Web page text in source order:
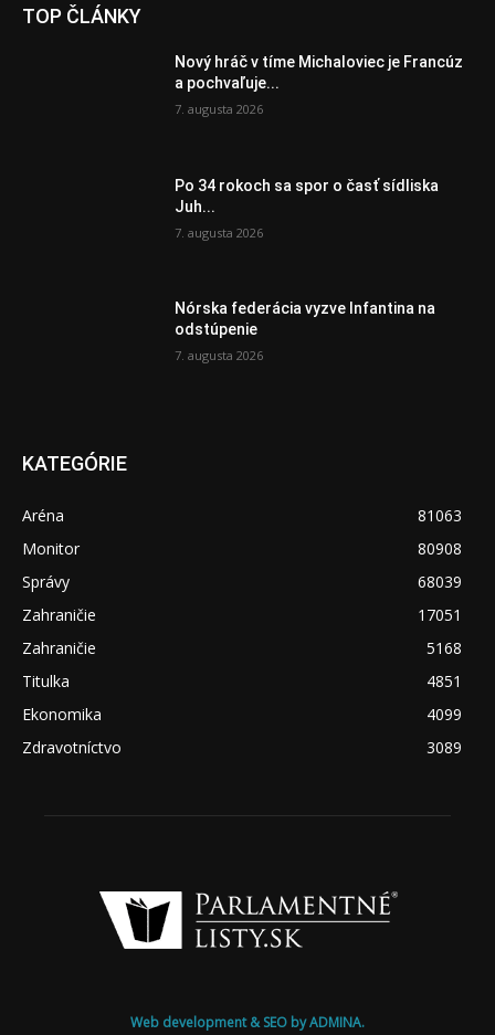
TOP ČLÁNKY
Nový hráč v tíme Michaloviec je Francúz
a pochvaľuje...
7. augusta 2026
Po 34 rokoch sa spor o časť sídliska
Juh...
7. augusta 2026
Nórska federácia vyzve Infantina na
odstúpenie
7. augusta 2026
KATEGÓRIE
Aréna
81063
Monitor
80908
Správy
68039
Zahraničie
17051
Zahraničie
5168
Titulka
4851
Ekonomika
4099
Zdravotníctvo
3089
Web development & SEO by ADMINA.